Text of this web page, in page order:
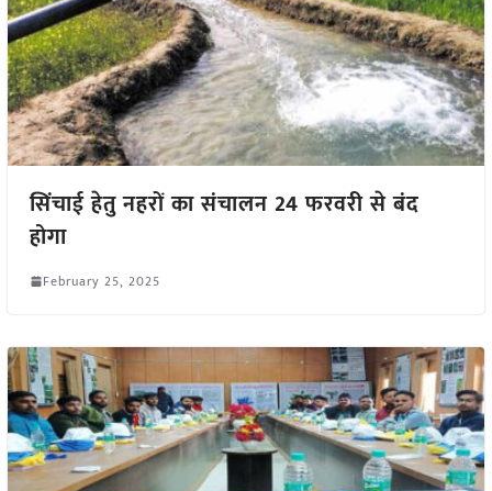
सिंचाई हेतु नहरों का संचालन 24 फरवरी से बंद
होगा
February 25, 2025